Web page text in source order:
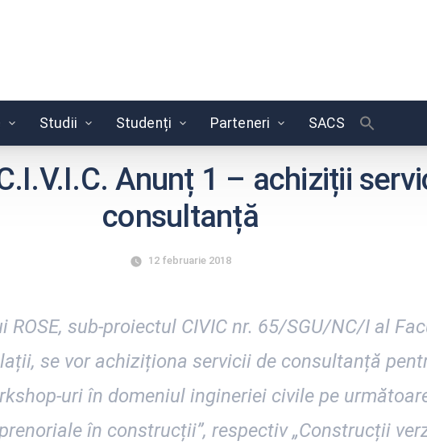
Studii Studenți Parteneri SACS
Anunț 1 – achiziții
consultanță
12 februarie 2018
ROSE, sub-proiectul CIVIC nr. 65/SGU/NC/I al
se vor achiziționa servicii de consultanță
uri în domeniul ingineriei civile pe
în construcții”, respectiv „Construcții